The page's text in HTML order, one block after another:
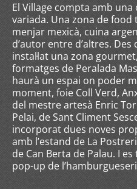
El Village compta amb
variada. Una zona de
menjar mexicà, cuina
d’autor entre d’altres. Des
instal·lat una zona
formatges de Peralada
haurà un espai on poder
moment, foie Coll Verd,
del mestre artesà Enric
Pelai, de Sant Climent
incorporat dues noves
amb l’estand de La
de Can Berta de Palau. I
pop-up de